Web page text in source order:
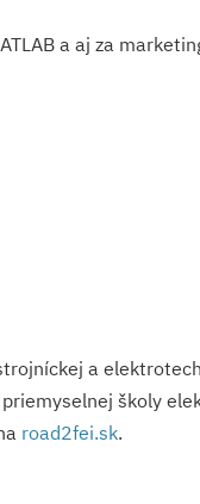
a aj za
a
školy
road2fei.sk.